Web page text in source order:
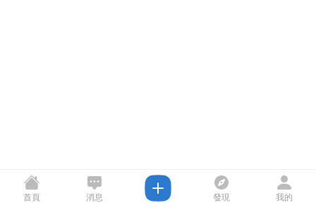
首頁 消息 發現 我的